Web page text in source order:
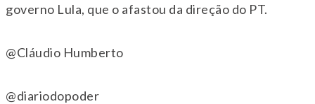
governo Lula, que o afastou da direção do PT.
@Cláudio Humberto
@diariodopoder